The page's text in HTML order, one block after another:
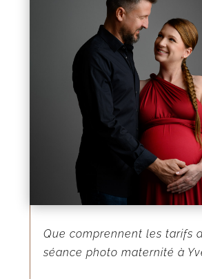
Que comprennent les tarifs
séance photo maternité à